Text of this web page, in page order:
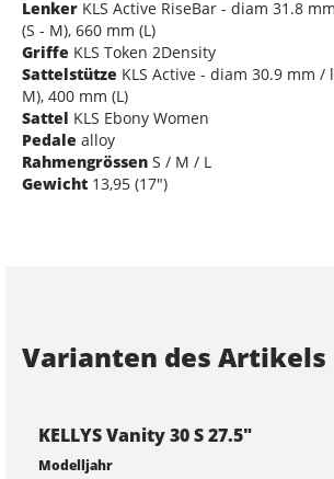
Lenker KLS Active RiseBar - diam 31.8
(S - M), 660 mm (L)
Griffe KLS Token 2Density
Sattelstütze KLS Active - diam 30.9 mm /
M), 400 mm (L)
Sattel KLS Ebony Women
Pedale alloy
Rahmengrössen S / M / L
Gewicht 13,95 (17")
Varianten des Artikels
KELLYS Vanity 30 S 27.5"
Modelljahr